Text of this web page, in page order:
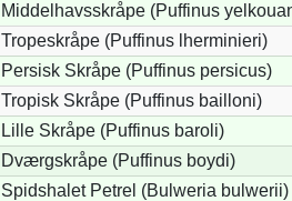
Middelhavsskråpe (Puffinus
Tropeskråpe (Puffinus lherminieri)
Persisk Skråpe (Puffinus persicus)
Tropisk Skråpe (Puffinus bailloni)
Lille Skråpe (Puffinus baroli)
Dværgskråpe (Puffinus boydi)
Spidshalet Petrel (Bulweria bulwerii)